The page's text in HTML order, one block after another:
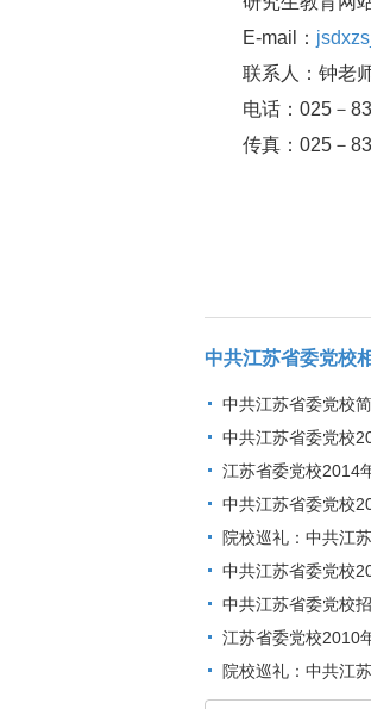
E-mail：
联系人：钟老
电话：025－
传真：025－
中共江苏省委党校
中共江苏省委党校
中共江苏省委党校
江苏省委党校2014
中共江苏省委党校
院校巡礼：中共江
中共江苏省委党校
中共江苏省委党校
江苏省委党校2010
院校巡礼：中共江